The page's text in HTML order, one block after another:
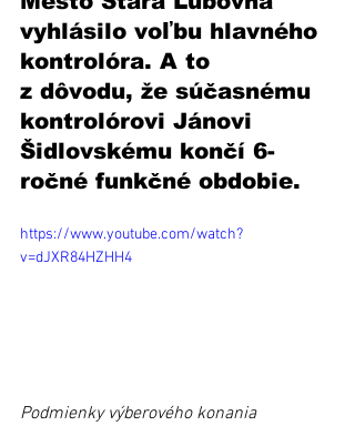
vyhlásilo voľbu hlavného
kontrolóra. A to
z dôvodu, že súčasnému
kontrolórovi Jánovi
Šidlovskému končí 6-
ročné funkčné obdobie.
https://www.youtube.com/watch?
v=dJXR84HZHH4
Podmienky výberového konania